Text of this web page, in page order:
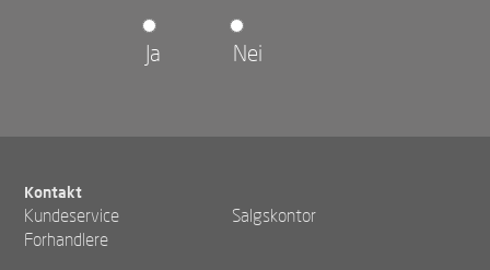
Ja Nei
Kontakt
Kundeservice
Salgskontor
Forhandlere